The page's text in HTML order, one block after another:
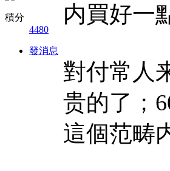
積分
4480
發消息
内買好一
對付常人
贵的了；
這個范畴